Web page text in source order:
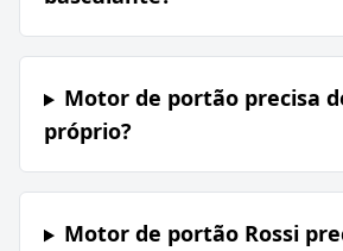
Motor de portão precisa
próprio?
Motor de portão Rossi